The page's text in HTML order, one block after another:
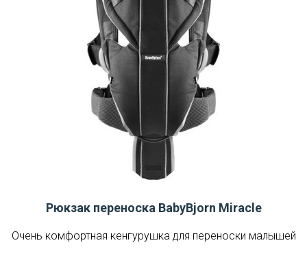
Рюкзак переноска BabyBjorn Miracle
Очень комфортная кенгурушка для переноски малышей